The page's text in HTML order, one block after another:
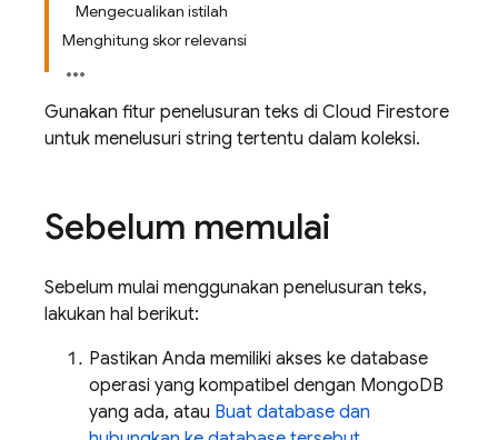
Mengecualikan istilah
Menghitung skor relevansi
Gunakan fitur penelusuran teks di Cloud Firestore
untuk menelusuri string tertentu dalam koleksi.
Sebelum memulai
Sebelum mulai menggunakan penelusuran teks,
lakukan hal berikut:
Pastikan Anda memiliki akses ke database
operasi yang kompatibel dengan MongoDB
yang ada, atau Buat database dan